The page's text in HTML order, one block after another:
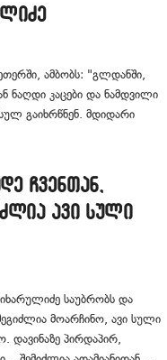
ამბობს: "გლდანში,
ნაღდი კაცები და ნამდვილი
გაიხრწნენ. მდიდარი
ჩვენთან,
ავი სული
საუბრობს და
მოარჩინო, ავი სული
დავინაზე პირდაპირ,